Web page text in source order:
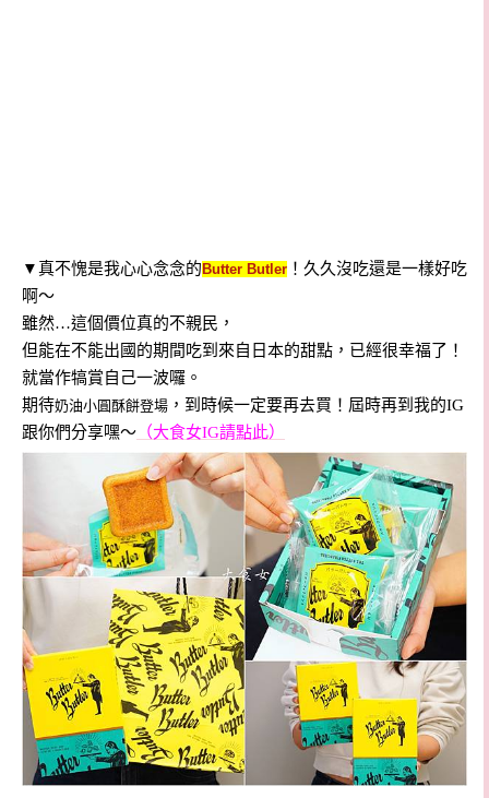
▼真不愧是我心心念念的Butter Butler ！久久沒吃還是一樣好吃
啊～
雖然…這個價位真的不親民，
但能在不能出國的期間吃到來自日本的甜點，已經很幸福了！
就當作犒賞自己一波囉。
期待奶油小圓酥餅登場 ，到時候一定要再去買！屆時再到我的IG
跟你們分享嘿～ （大食女IG請點此）